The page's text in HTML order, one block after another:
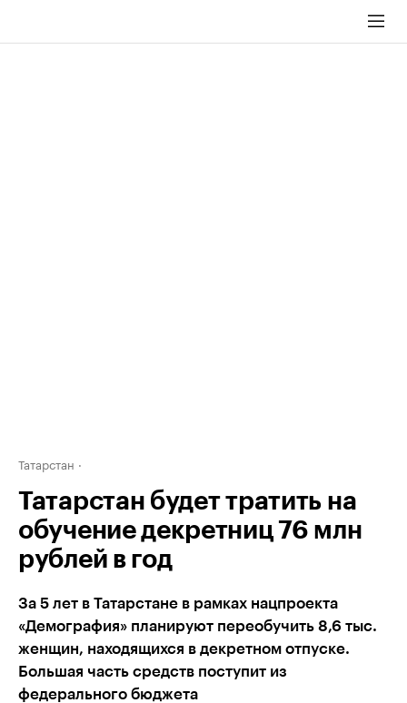
Татарстан
Татарстан будет тратить на
обучение декретниц 76 млн
рублей в год
За 5 лет в Татарстане в рамках нацпроекта
«Демография» планируют переобучить 8,6 тыс.
женщин, находящихся в декретном отпуске.
Большая часть средств поступит из
федерального бюджета